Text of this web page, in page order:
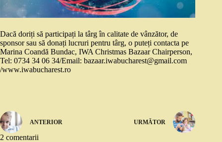
Dacă doriți să participați la târg în calitate de vânzător, de
sponsor sau să donați lucruri pentru târg, o puteți contacta pe
Marina Coandă Bundac, IWA Christmas Bazaar Chairperson,
Tel: 0734 34 06 34/Email: bazaar.iwabucharest@gmail.com
/www.iwabucharest.ro
ANTERIOR URMĂTOR
2 comentarii